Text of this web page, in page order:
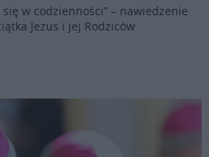
w codzienności” – nawiedzenie
Jezus i jej Rodziców